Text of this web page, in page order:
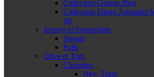
Collection George Best
Collection Diego Armando
'86
Jerseys et Sweatshirts
Sweats
Pulls
Olive et Tom
Chemises
New Team